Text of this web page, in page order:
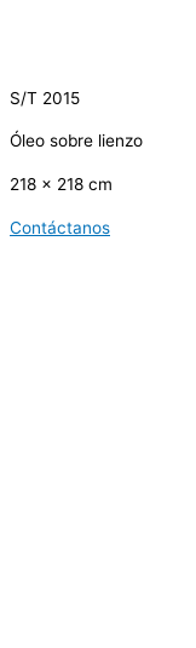
S/T 2015
Óleo sobre lienzo
218 x 218 cm
Contáctanos